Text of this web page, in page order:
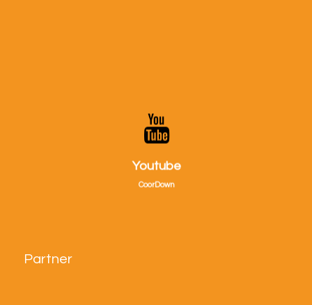
Youtube
CoorDown
Partner